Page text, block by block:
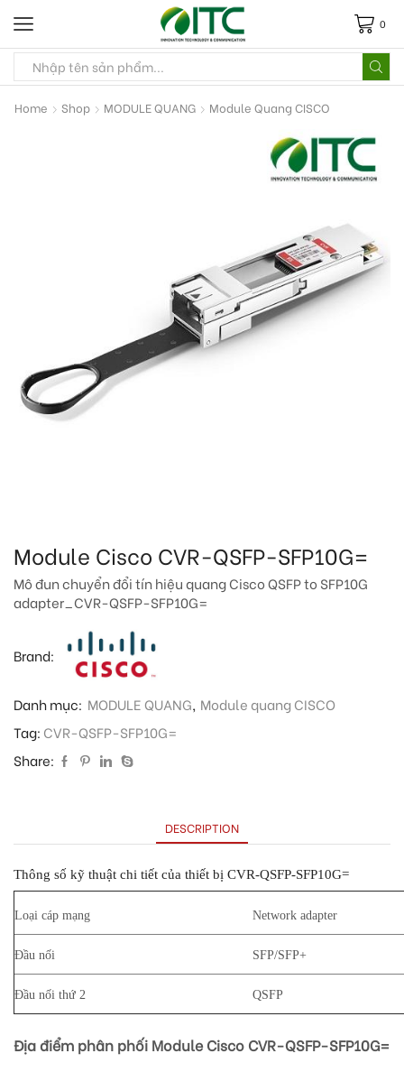
0
Home Shop MODULE QUANG Module Quang CISCO
Module Cisco CVR-QSFP-SFP10G=
Mô đun chuyển đổi tín hiệu quang Cisco QSFP to SFP10G
adapter_CVR-QSFP-SFP10G=
Brand:
Danh mục: MODULE QUANG, Module quang CISCO
Tag: CVR-QSFP-SFP10G=
Share:
DESCRIPTION
Thông số kỹ thuật chi tiết của thiết bị CVR-QSFP-SFP10G=
Loại cáp mạng Network adapter
Đầu nối SFP/SFP+
Đầu nối thứ 2 QSFP
Địa điểm phân phối Module Cisco CVR-QSFP-SFP10G=